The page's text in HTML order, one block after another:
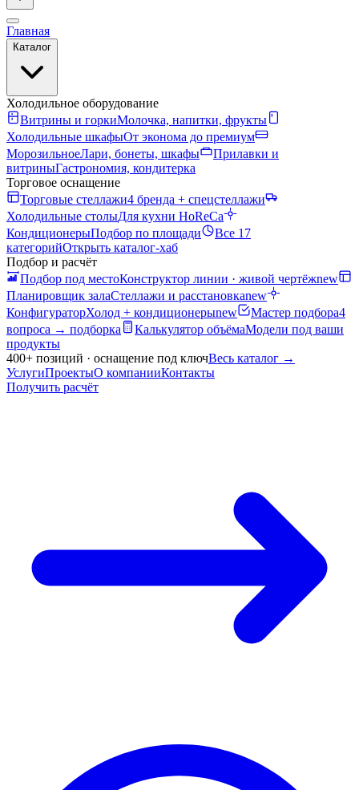
Главная
Каталог
Холодильное оборудование
Витрины и горкиМолочка, напитки, фрукты
Холодильные шкафыОт эконома до премиум
МорозильноеЛари, бонеты, шкафы
Прилавки и
витриныГастрономия, кондитерка
Торговое оснащение
Торговые стеллажи4 бренда + спецстеллажи
Холодильные столыДля кухни HoReCa
КондиционерыПодбор по площади
Все 17
категорийОткрыть каталог-хаб
Подбор и расчёт
Подбор под местоКонструктор линии · живой чертёжnew
Планировщик залаСтеллажи и расстановкаnew
КонфигураторХолод + кондиционерыnew Мастер подбора4
вопроса → подборка
Калькулятор объёмаМодели под ваши
продукты
400+ позиций · оснащение под ключВесь каталог →
УслугиПроектыО компанииКонтакты
Получить расчёт